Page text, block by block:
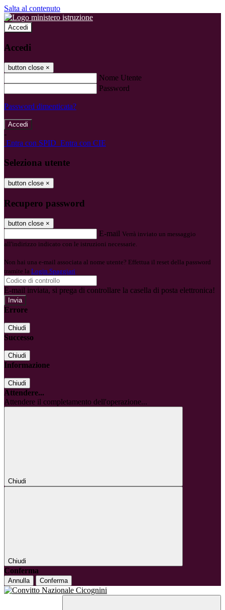
Salta al contenuto
Accedi
Accedi
button close ×
Nome Utente
Password
Password dimenticata?
-
Entra con SPID Entra con CIE
Seleziona utente
button close ×
Recupero password
button close ×
E-mail Verrà inviato un messaggio
all'indirizzo indicato con le istruzioni necessarie.
Non hai una e-mail associata al nome utente? Effettua il reset della password
tramite la Login Spaggiari
E-mail inviata, si prega di controllare la casella di posta elettronica!
Errore
Chiudi
Successo
Chiudi
Informazione
Chiudi
Attendere...
Attendere il completamento dell'operazione...
Chiudi
Chiudi
Conferma
Annulla Conferma